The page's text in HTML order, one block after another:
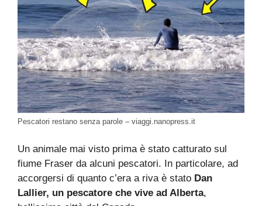
Pescatori restano senza parole – viaggi.nanopress.it
Un animale mai visto prima è stato catturato sul
fiume Fraser da alcuni pescatori. In particolare, ad
accorgersi di quanto c’era a riva è stato Dan
Lallier, un pescatore che vive ad Alberta,